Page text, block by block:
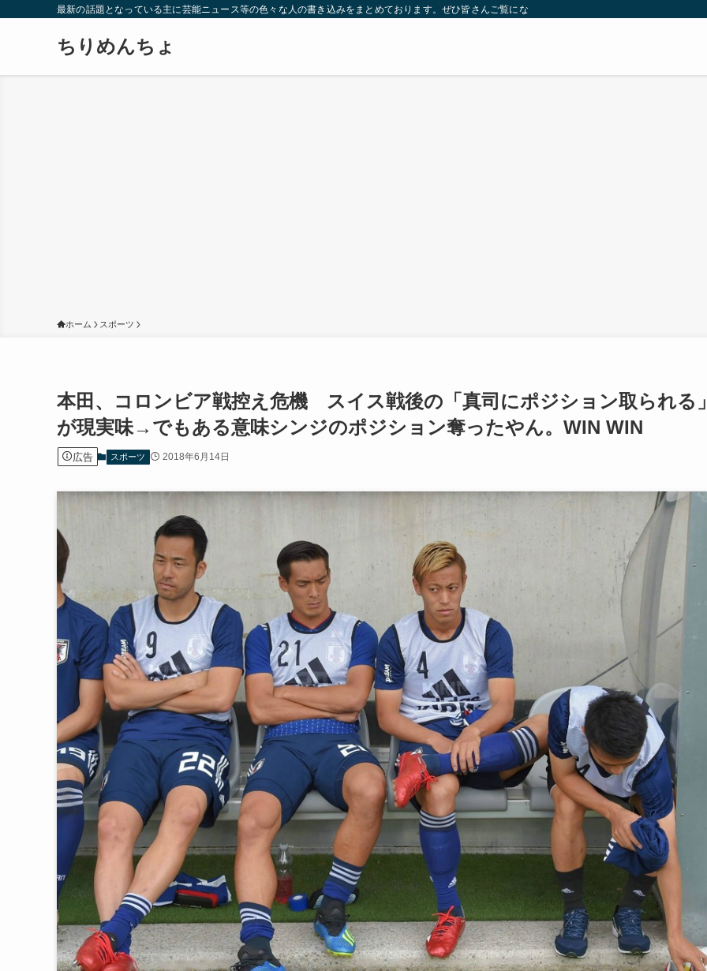
最新の話題となっている主に芸能ニュース等の色々な人の書き込みをまとめております。ぜひ皆さんご覧になっていってください。
ちりめんちょ
ホーム スポーツ
本田、コロンビア戦控え危機 スイス戦後の「真司にポジション取られる」
が現実味→でもある意味シンジのポジション奪ったやん。WIN WIN
広告 スポーツ 2018年6月14日